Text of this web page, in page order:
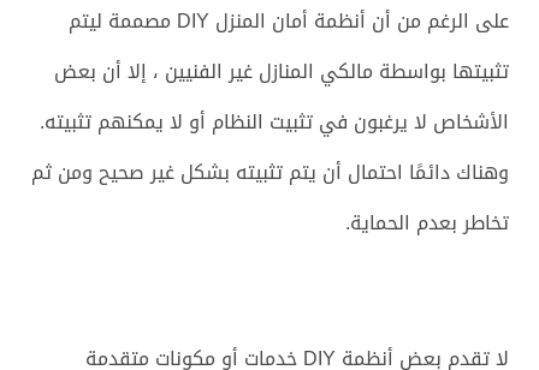
على الرغم من أن أنظمة أمان المنزل DIY مصممة ليتم
تثبيتها بواسطة مالكي المنازل غير الفنيين ، إلا أن بعض
الأشخاص لا يرغبون في تثبيت النظام أو لا يمكنهم تثبيته.
وهناك دائمًا احتمال أن يتم تثبيته بشكل غير صحيح ومن ثم
تخاطر بعدم الحماية.
لا تقدم بعض أنظمة DIY خدمات أو مكونات متقدمة